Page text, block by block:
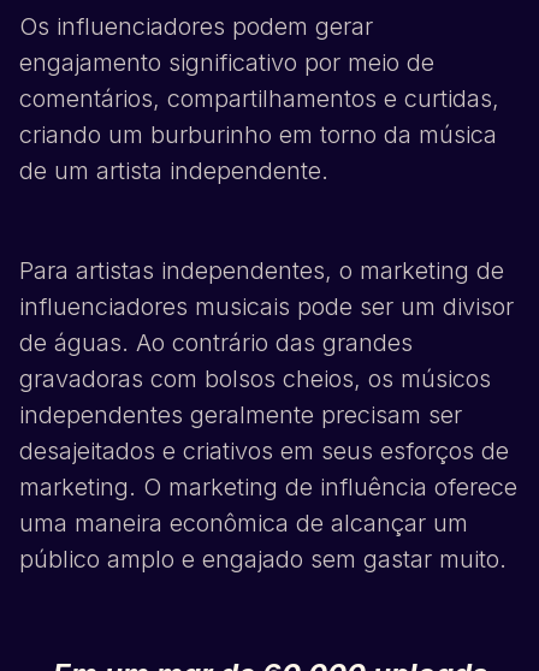
Os influenciadores podem gerar
engajamento significativo por meio de
comentários, compartilhamentos e curtidas,
criando um burburinho em torno da música
de um artista independente.
Para artistas independentes, o marketing de
influenciadores musicais pode ser um divisor
de águas. Ao contrário das grandes
gravadoras com bolsos cheios, os músicos
independentes geralmente precisam ser
desajeitados e criativos em seus esforços de
marketing. O marketing de influência oferece
uma maneira econômica de alcançar um
público amplo e engajado sem gastar muito.